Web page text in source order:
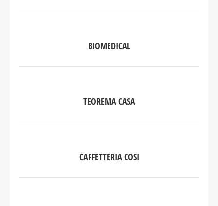
BIOMEDICAL
TEOREMA CASA
CAFFETTERIA COSI